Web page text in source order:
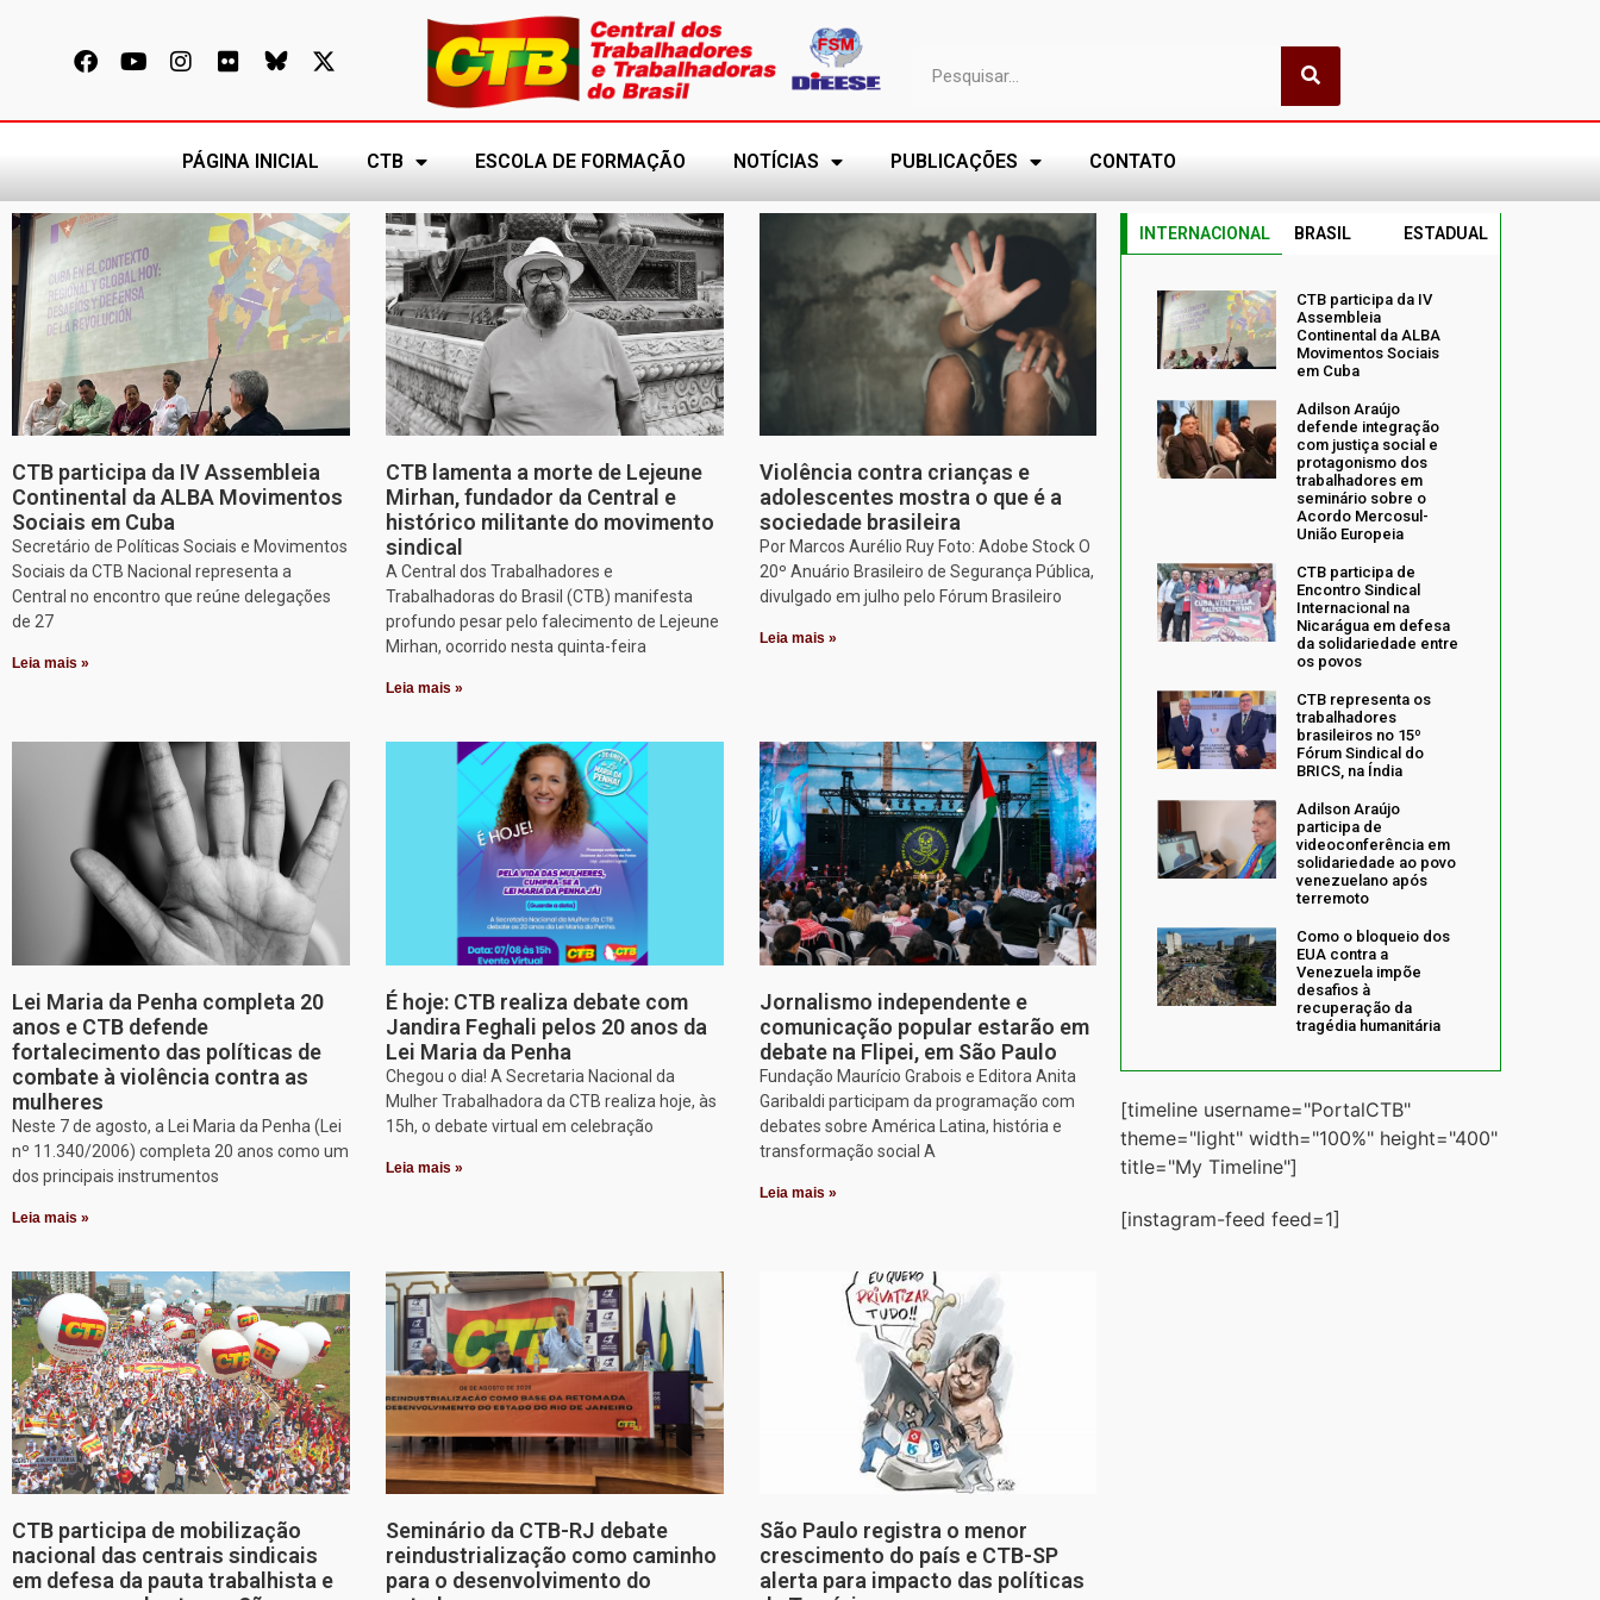
PÁGINA INICIAL CTB ESCOLA DE FORMAÇÃO NOTÍCIAS PUBLICAÇÕES CONTATO
CTB participa da IV Assembleia
Continental da ALBA Movimentos
Sociais em Cuba
Secretário de Políticas Sociais e Movimentos
Sociais da CTB Nacional representa a
Central no encontro que reúne delegações
de 27
Leia mais »
CTB lamenta a morte de Lejeune
Mirhan, fundador da Central e
histórico militante do movimento
sindical
A Central dos Trabalhadores e
Trabalhadoras do Brasil (CTB) manifesta
profundo pesar pelo falecimento de Lejeune
Mirhan, ocorrido nesta quinta-feira
Leia mais »
Violência contra crianças e
adolescentes mostra o que é a
sociedade brasileira
Por Marcos Aurélio Ruy Foto: Adobe Stock O
20º Anuário Brasileiro de Segurança Pública,
divulgado em julho pelo Fórum Brasileiro
Leia mais »
Lei Maria da Penha completa 20
anos e CTB defende
fortalecimento das políticas de
combate à violência contra as
mulheres
Neste 7 de agosto, a Lei Maria da Penha (Lei
nº 11.340/2006) completa 20 anos como um
dos principais instrumentos
Leia mais »
É hoje: CTB realiza debate com
Jandira Feghali pelos 20 anos da
Lei Maria da Penha
Chegou o dia! A Secretaria Nacional da
Mulher Trabalhadora da CTB realiza hoje, às
15h, o debate virtual em celebração
Leia mais »
Jornalismo independente e
comunicação popular estarão em
debate na Flipei, em São Paulo
Fundação Maurício Grabois e Editora Anita
Garibaldi participam da programação com
debates sobre América Latina, história e
transformação social A
Leia mais »
CTB participa de mobilização
nacional das centrais sindicais
em defesa da pauta trabalhista e
Seminário da CTB-RJ debate
reindustrialização como caminho
para o desenvolvimento do
São Paulo registra o menor
crescimento do país e CTB-SP
alerta para impacto das políticas
INTERNACIONAL BRASIL ESTADUAL
CTB participa da IV
Assembleia
Continental da ALBA
Movimentos Sociais
em Cuba
Adilson Araújo
defende integração
com justiça social e
protagonismo dos
trabalhadores em
seminário sobre o
Acordo Mercosul-
União Europeia
CTB participa de
Encontro Sindical
Internacional na
Nicarágua em defesa
da solidariedade entre
os povos
CTB representa os
trabalhadores
brasileiros no 15º
Fórum Sindical do
BRICS, na Índia
Adilson Araújo
participa de
videoconferência em
solidariedade ao povo
venezuelano após
terremoto
Como o bloqueio dos
EUA contra a
Venezuela impõe
desafios à
recuperação da
tragédia humanitária
[timeline username="PortalCTB"
theme="light" width="100%" height="400"
title="My Timeline"]
[instagram-feed feed=1]